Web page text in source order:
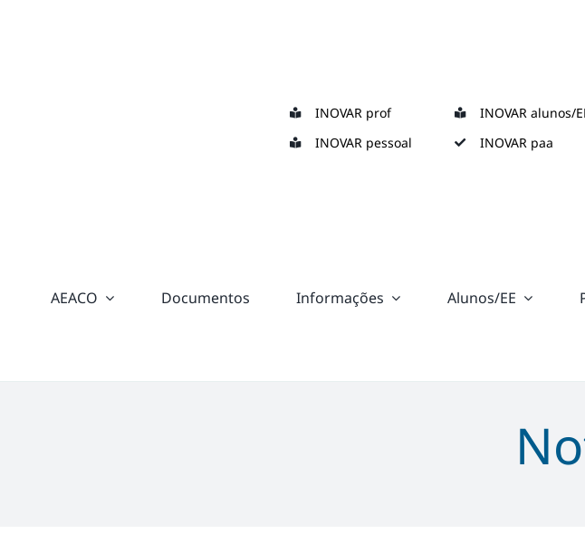
INOVAR prof
INOVAR pessoal
INOVAR alunos/
INOVAR paa
AEACO Documentos Informações Alunos/EE